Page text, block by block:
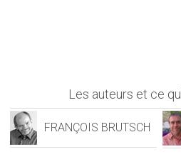
Les auteurs et ce
FRANÇOIS BRUTSCH